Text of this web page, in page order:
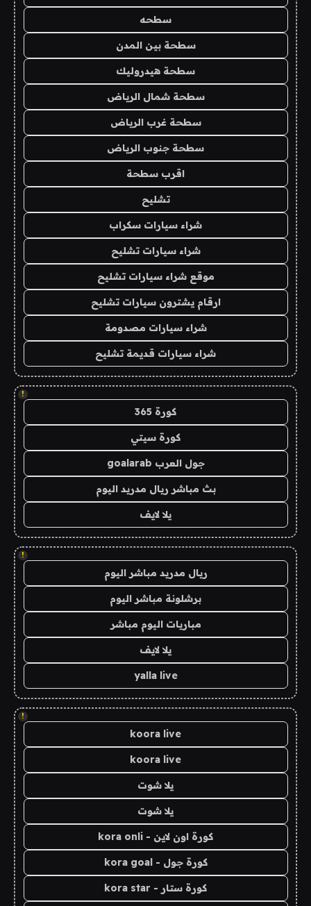
سطحه
سطحة بين المدن
سطحة هيدروليك
سطحة شمال الرياض
سطحة غرب الرياض
سطحة جنوب الرياض
اقرب سطحة
تشليح
شراء سيارات سكراب
شراء سيارات تشليح
موقع شراء سيارات تشليح
ارقام يشترون سيارات تشليح
شراء سيارات مصدومة
شراء سيارات قديمة تشليح
!
كورة 365
كورة سيتي
جول العرب goalarab
بث مباشر ريال مدريد اليوم
يلا لايف
!
ريال مدريد مباشر اليوم
برشلونة مباشر اليوم
مباريات اليوم مباشر
يلا لايف
yalla live
!
koora live
koora live
يلا شوت
يلا شوت
كورة اون لاين - kora onli
كورة جول - kora goal
كورة ستار - kora star